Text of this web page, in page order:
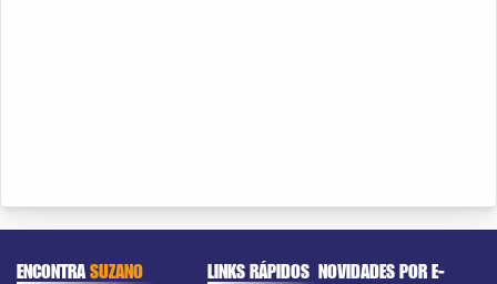
ENCONTRASUZANO LINKS RÁPIDOS NOVIDADES POR E-